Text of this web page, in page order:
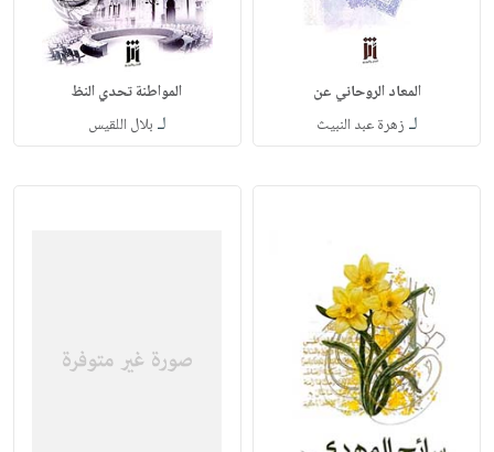
المعاد الروحاني عن
لـ زهرة عبد النبيث
المواطنة تحدي النظ
لـ بلال اللقيس